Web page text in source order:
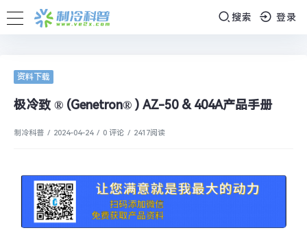
搜索 登录
资料下载
极冷致 ® (Genetron® ) AZ-50 & 404A产品手册
制冷科普 / 2024-04-24 / 0 评论 / 2417阅读